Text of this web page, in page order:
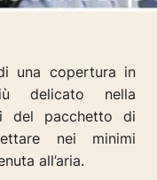
una copertura in
delicato nella
del pacchetto di
nei minimi
all’aria.